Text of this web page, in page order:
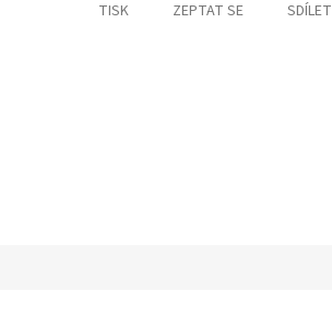
TISK ZEPTAT SE SDÍLET